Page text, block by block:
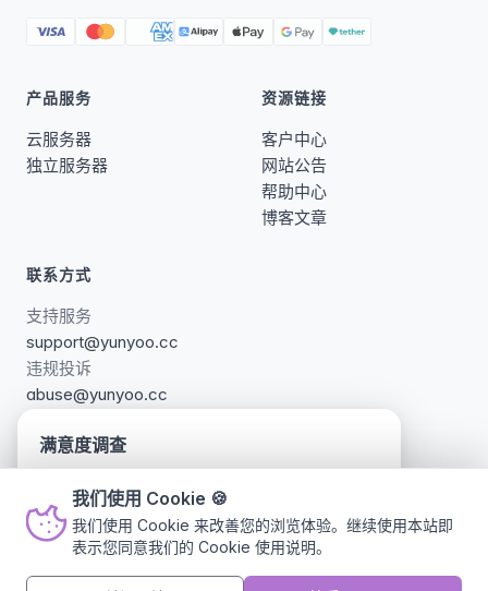
产品服务
云服务器
独立服务器
资源链接
客户中心
网站公告
帮助中心
博客文章
联系方式
支持服务
support@yunyoo.cc
违规投诉
abuse@yunyoo.cc
更多联系方式 →
我们使用 Cookie 🍪
我们使用 Cookie 来改善您的浏览体验。继续使用本站即
表示您同意我们的 Cookie 使用说明。
满意度调查
的满意度调查，帮助我们持续改进，您的建议对我
们十分重要。 (ﾟ3ﾟ)～♪
参与调查 不再显示
¥37.99/月